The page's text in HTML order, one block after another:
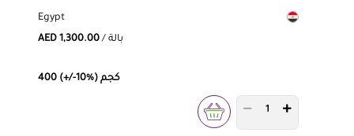
Egypt
AED 1,300.00
/ بالة
400 (+/-10%) كجم
PRODUCT QUANTITY